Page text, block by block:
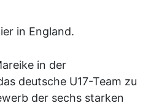
in England.
in der
deutsche U17-Team zu
der sechs starken